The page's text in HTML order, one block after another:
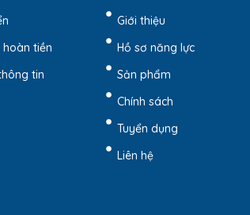
tiền
tin
Giới thiệu
Hồ sơ năng lực
Sản phẩm
Chính sách
Tuyển dụng
Liên hệ